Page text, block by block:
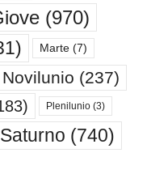
(970)
Marte (7)
Novilunio (237)
Plenilunio (3)
Saturno (740)